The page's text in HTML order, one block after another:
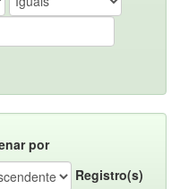
por
Registro(s)